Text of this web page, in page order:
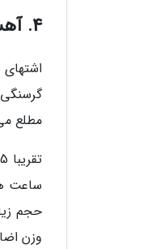
4. آهسته غذا بخورید
مطلع
ساعت
حجم
وزن